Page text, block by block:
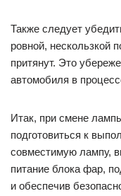
Также следует
ровной, нескользкой
притянут. Это
автомобиля в
Итак, при смене
подготовиться к
совместимую лампу,
питание блока фар,
и обеспечив